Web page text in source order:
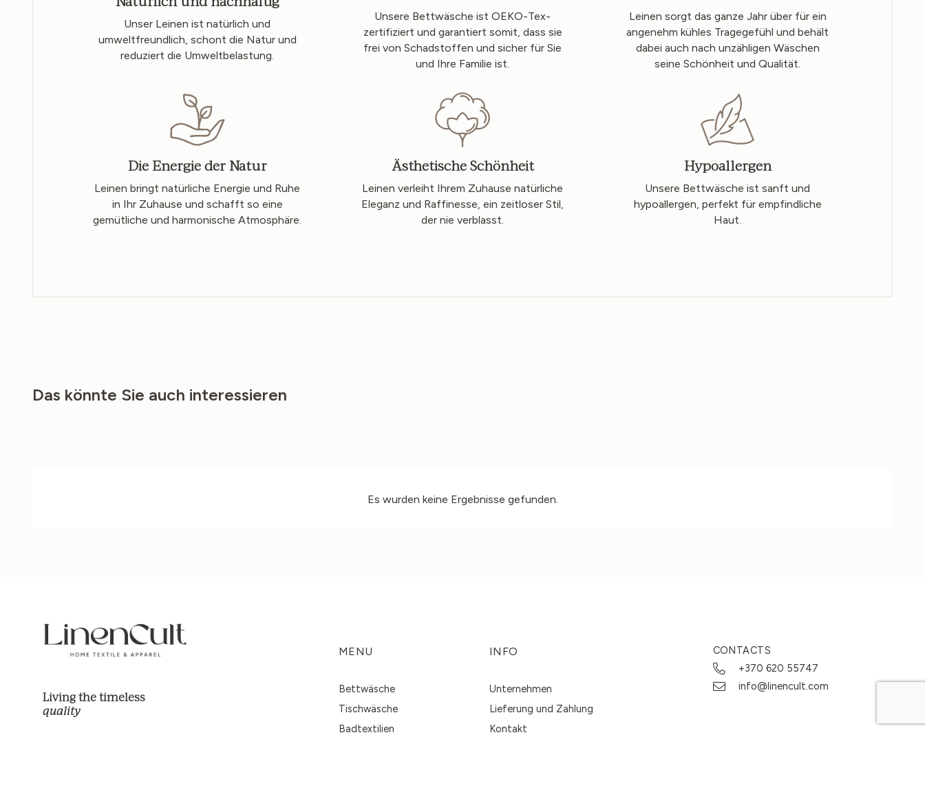
Unser Leinen ist natürlich und
umweltfreundlich, schont die Natur und
reduziert die Umweltbelastung.
Unsere Bettwäsche ist OEKO-Tex-
zertifiziert und garantiert somit, dass sie
frei von Schadstoffen und sicher für Sie
und Ihre Familie ist.
Leinen sorgt das ganze Jahr über für ein
angenehm kühles Tragegefühl und behält
dabei auch nach unzähligen Wäschen
seine Schönheit und Qualität.
Die Energie der Natur
Leinen bringt natürliche Energie und Ruhe
in Ihr Zuhause und schafft so eine
gemütliche und harmonische Atmosphäre.
Ästhetische Schönheit
Leinen verleiht Ihrem Zuhause natürliche
Eleganz und Raffinesse, ein zeitloser Stil,
der nie verblasst.
Hypoallergen
Unsere Bettwäsche ist sanft und
hypoallergen, perfekt für empfindliche
Haut.
Das könnte Sie auch interessieren
Es wurden keine Ergebnisse gefunden.
Living the timeless
quality
MENU
Bettwäsche
Tischwäsche
Badtextilien
INFO
Unternehmen
Lieferung und Zahlung
Kontakt
CONTACTS
+370 620 55747
info@linencult.com